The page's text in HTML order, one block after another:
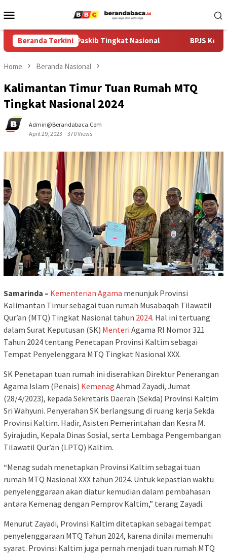
to
Menu
Beranda Terkini
Jalani Seleksi Paskib Tingkat Nasional BPJS
Home Beranda Nasional
Kalimantan Timur Tuan Rumah MTQ
Tingkat Nasional 2024
Admin@berandabaca.com
April 29, 2023
370 Views
Samarinda – Kementerian Agama menunjuk Provinsi
Kalimantan Timur sebagai tuan rumah Musabaqah Tilawatil
Qur’an (MTQ) Tingkat Nasional tahun 2024. Hal ini tertuang
dalam Surat Keputusan (SK) Menteri Agama RI Nomor 321
Tahun 2024 tentang Penetapan Provinsi Kaltim sebagai
Tempat Penyelenggara MTQ Tingkat Nasional XXX.
SK Penetapan tuan rumah ini diserahkan Direktur Penerangan
Agama Islam (Penais) Kemenag Ahmad Zayadi, Jumat
(28/4/2023), kepada Sekretaris Daerah (Sekda) Provinsi Kaltim
Sri Wahyuni. Penyerahan SK berlangsung di ruang kerja Sekda
Provinsi Kaltim. Hadir, Asisten Pemerintahan dan Kesra M.
Syirajudin, Kepala Dinas Sosial, serta Lembaga Pengembangan
Tilawatil Qur’an (LPTQ) Kaltim.
“Menag sudah menetapkan Provinsi Kaltim sebagai tuan
rumah MTQ Nasional XXX tahun 2024. Untuk kepastian waktu
penyelenggaraan akan diatur kemudian dalam pembahasan
antara Kemenag dengan Pemprov Kaltim,” terang Zayadi.
Menurut Zayadi, Provinsi Kaltim ditetapkan sebagai tempat
penyelenggaraan MTQ Tahun 2024, karena dinilai memenuhi
syarat. Provinsi Kaltim juga pernah menjadi tuan rumah MTQ